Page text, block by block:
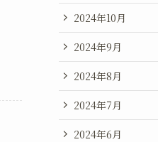
2024年10月
2024年9月
2024年8月
2024年7月
2024年6月